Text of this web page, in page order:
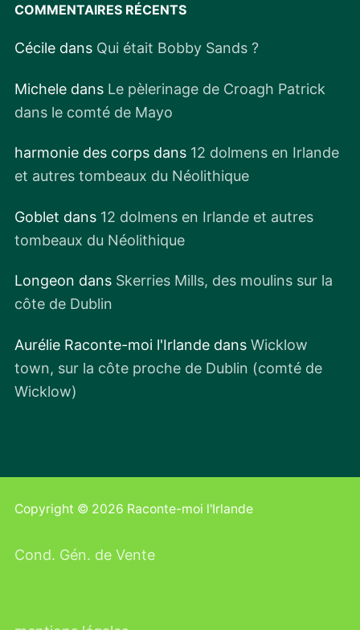
COMMENTAIRES RÉCENTS
Cécile dans Qui était Bobby Sands ?
Michele dans Le pèlerinage de Croagh Patrick
dans le comté de Mayo
harmonie des corps dans 12 dolmens en Irlande
et autres tombeaux du Néolithique
Goblet dans 12 dolmens en Irlande et autres
tombeaux du Néolithique
Longeon dans Skerries Mills, des moulins sur la
côte de Dublin
Aurélie Raconte-moi l'Irlande dans Wicklow
town, sur la côte proche de Dublin (comté de
Wicklow)
Copyright © 2026 Raconte-moi l'Irlande
Cond. Gén. de Vente